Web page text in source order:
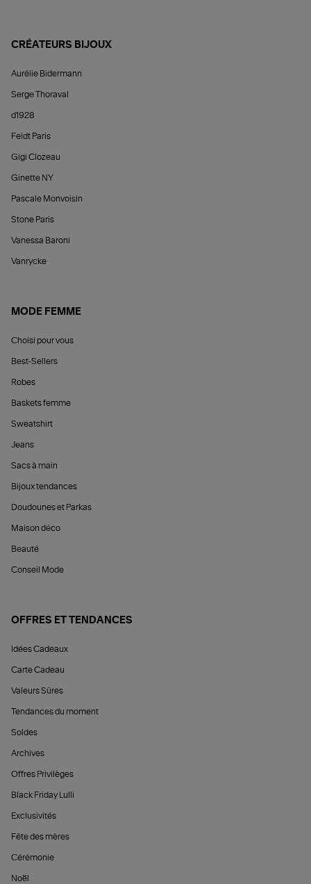
CRÉATEURS BIJOUX
Aurélie Bidermann
Serge Thoraval
d1928
Feidt Paris
Gigi Clozeau
Ginette NY
Pascale Monvoisin
Stone Paris
Vanessa Baroni
Vanrycke
MODE FEMME
Choisi pour vous
Best-Sellers
Robes
Baskets femme
Sweatshirt
Jeans
Sacs à main
Bijoux tendances
Doudounes et Parkas
Maison déco
Beauté
Conseil Mode
OFFRES ET TENDANCES
Idées Cadeaux
Carte Cadeau
Valeurs Sûres
Tendances du moment
Soldes
Archives
Offres Privilèges
Black Friday Lulli
Exclusivités
Fête des mères
Cérémonie
Noël